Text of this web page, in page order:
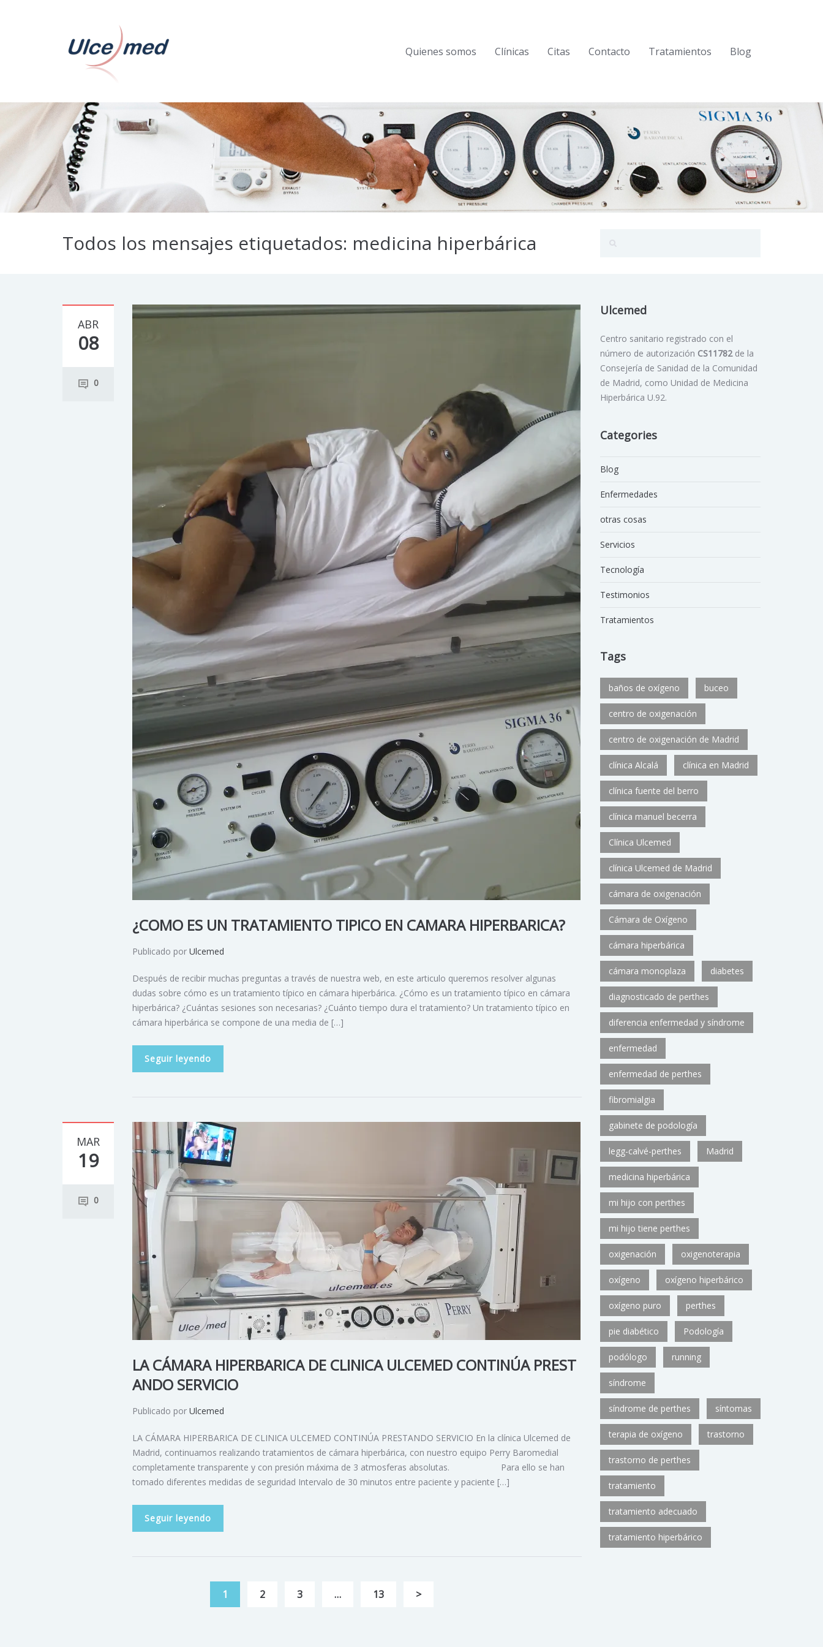
Quienes somos Clínicas Citas Contacto Tratamientos Blog
Todos los mensajes etiquetados: medicina hiperbárica
ABR
08
0
¿COMO ES UN TRATAMIENTO TIPICO EN CAMARA HIPERBARICA?
Publicado por Ulcemed
Después de recibir muchas preguntas a través de nuestra web, en este articulo queremos resolver algunas
dudas sobre cómo es un tratamiento típico en cámara hiperbárica. ¿Cómo es un tratamiento típico en cámara
hiperbárica? ¿Cuántas sesiones son necesarias? ¿Cuánto tiempo dura el tratamiento? Un tratamiento típico en
cámara hiperbárica se compone de una media de […]
Seguir leyendo
MAR
19
0
LA CÁMARA HIPERBARICA DE CLINICA ULCEMED CONTINÚA PREST
ANDO SERVICIO
Publicado por Ulcemed
LA CÁMARA HIPERBARICA DE CLINICA ULCEMED CONTINÚA PRESTANDO SERVICIO En la clínica Ulcemed de
Madrid, continuamos realizando tratamientos de cámara hiperbárica, con nuestro equipo Perry Baromedial
completamente transparente y con presión máxima de 3 atmosferas absolutas. Para ello se han
tomado diferentes medidas de seguridad Intervalo de 30 minutos entre paciente y paciente […]
Seguir leyendo
1 2 3 … 13 >
Ulcemed
Centro sanitario registrado con el
número de autorización CS11782de la
Consejería de Sanidad de la Comunidad
de Madrid, como Unidad de Medicina
Hiperbárica U.92.
Categories
Blog
Enfermedades
otras cosas
Servicios
Tecnología
Testimonios
Tratamientos
Tags
baños de oxígeno buceo
centro de oxigenación
centro de oxigenación de Madrid
clínica Alcalá clínica en Madrid
clínica fuente del berro
clínica manuel becerra
Clínica Ulcemed
clínica Ulcemed de Madrid
cámara de oxigenación
Cámara de Oxígeno
cámara hiperbárica
cámara monoplaza diabetes
diagnosticado de perthes
diferencia enfermedad y síndrome
enfermedad
enfermedad de perthes
fibromialgia
gabinete de podología
legg-calvé-perthes Madrid
medicina hiperbárica
mi hijo con perthes
mi hijo tiene perthes
oxigenación oxigenoterapia
oxígeno oxígeno hiperbárico
oxígeno puro perthes
pie diabético Podología
podólogo running
síndrome
síndrome de perthes síntomas
terapia de oxígeno trastorno
trastorno de perthes
tratamiento
tratamiento adecuado
tratamiento hiperbárico